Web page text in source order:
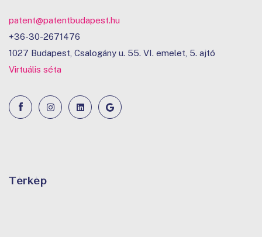
patent@patentbudapest.hu
+36-30-2671476
1027 Budapest, Csalogány u. 55. VI. emelet, 5. ajtó
Virtuális séta
Térkép